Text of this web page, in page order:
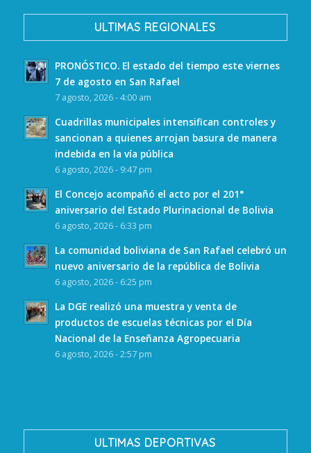
ULTIMAS REGIONALES
PRONÓSTICO. El estado del tiempo este viernes
7 de agosto en San Rafael
7 agosto, 2026 - 4:00 am
Cuadrillas municipales intensifican controles y
sancionan a quienes arrojan basura de manera
indebida en la vía pública
6 agosto, 2026 - 9:47 pm
El Concejo acompañó el acto por el 201°
aniversario del Estado Plurinacional de Bolivia
6 agosto, 2026 - 6:33 pm
La comunidad boliviana de San Rafael celebró un
nuevo aniversario de la república de Bolivia
6 agosto, 2026 - 6:25 pm
La DGE realizó una muestra y venta de
productos de escuelas técnicas por el Día
Nacional de la Enseñanza Agropecuaria
6 agosto, 2026 - 2:57 pm
ULTIMAS DEPORTIVAS